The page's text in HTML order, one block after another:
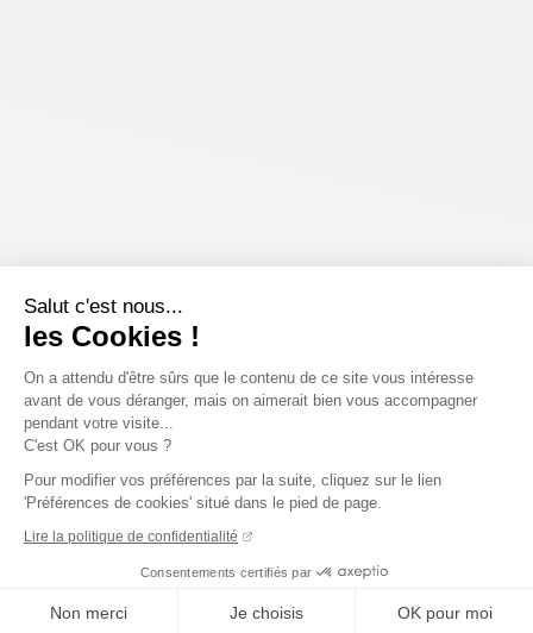
Salut c'est nous...
les Cookies !
On a attendu d'être sûrs que le contenu de ce site vous intéresse
avant de vous déranger, mais on aimerait bien vous accompagner
pendant votre visite...
C'est OK pour vous ?
Pour modifier vos préférences par la suite, cliquez sur le lien
'Préférences de cookies' situé dans le pied de page.
Lire la politique de confidentialité
Consentements certifiés par
Non merci Je choisis OK pour moi